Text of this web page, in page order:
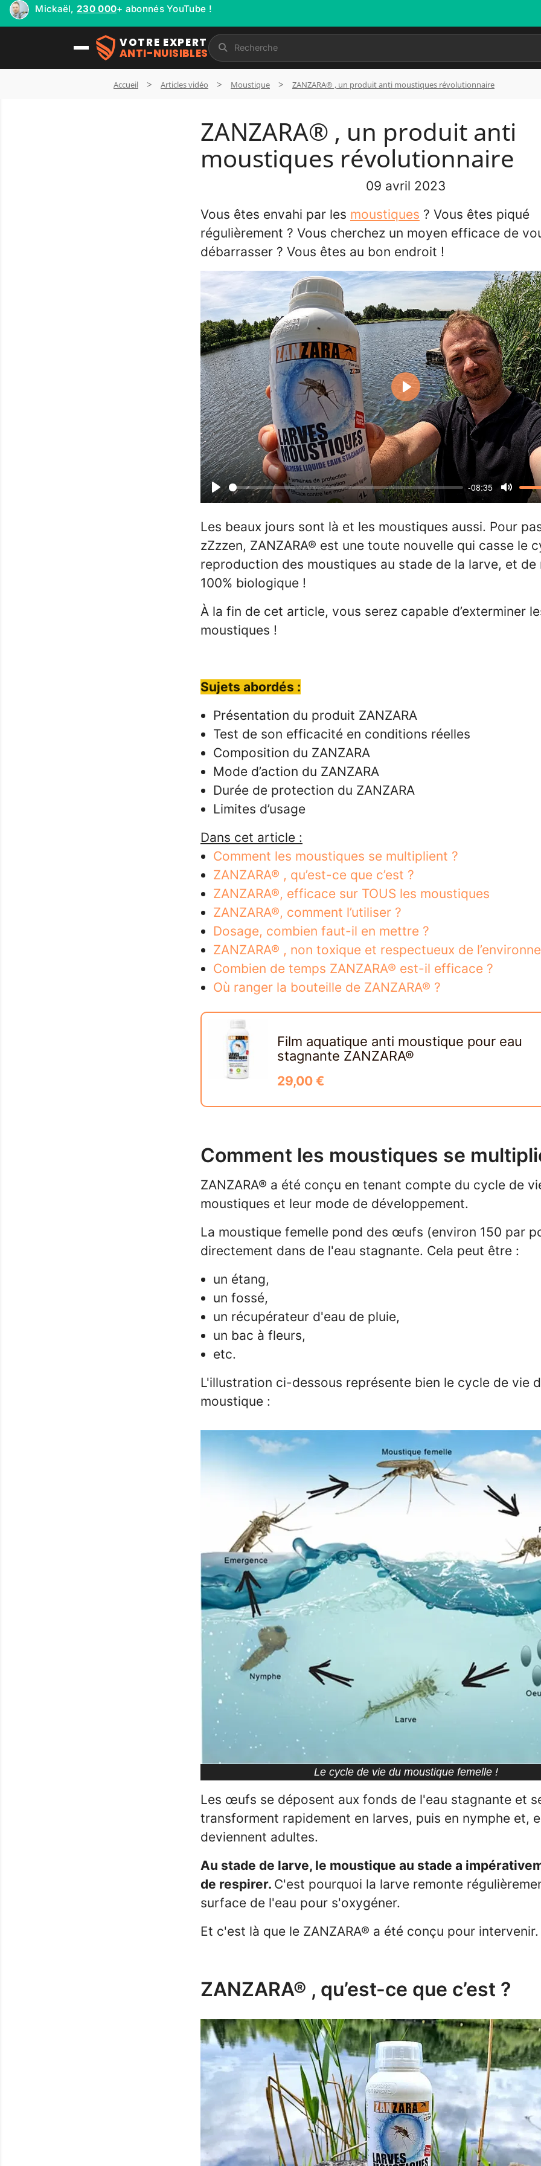
Mickaël, 230 000+ abonnés YouTube !
VOTRE EXPERT
ANTI-NUISIBLES
Accueil Articles vidéo Moustique ZANZARA® , un produit anti moustiques révolutionnaire
ZANZARA® , un produit anti
moustiques révolutionnaire
09 avril 2023
Vous êtes envahi par les moustiques ? Vous êtes piqué
régulièrement ? Vous cherchez un moyen efficace de
débarrasser ? Vous êtes au bon endroit !
Play
-08:35
Mute
Play
Les beaux jours sont là et les moustiques aussi. Pour
zZzzen, ZANZARA® est une toute nouvelle qui casse le
reproduction des moustiques au stade de la larve, et de
100% biologique !
À la fin de cet article, vous serez capable d’exterminer
moustiques !
Sujets abordés :
Présentation du produit ZANZARA
Test de son efficacité en conditions réelles
Composition du ZANZARA
Mode d’action du ZANZARA
Durée de protection du ZANZARA
Limites d’usage
Dans cet article :
Comment les moustiques se multiplient ?
ZANZARA® , qu’est-ce que c’est ?
ZANZARA®, efficace sur TOUS les moustiques
ZANZARA®, comment l’utiliser ?
Dosage, combien faut-il en mettre ?
ZANZARA® , non toxique et respectueux de
Combien de temps ZANZARA® est-il efficace ?
Où ranger la bouteille de ZANZARA® ?
Film aquatique anti moustique pour eau
stagnante ZANZARA®
29,00 €
Comment les moustiques se
ZANZARA® a été conçu en tenant compte du cycle de
moustiques et leur mode de développement.
La moustique femelle pond des œufs (environ 150 par
directement dans de l'eau stagnante. Cela peut être :
un étang,
un fossé,
un récupérateur d'eau de pluie,
un bac à fleurs,
etc.
L'illustration ci-dessous représente bien le cycle de vie
moustique :
Le cycle de vie du moustique femelle !
Les œufs se déposent aux fonds de l'eau stagnante et
transforment rapidement en larves, puis en nymphe et,
deviennent adultes.
Au stade de larve, le moustique au stade a
de respirer. C'est pourquoi la larve remonte
surface de l'eau pour s'oxygéner.
Et c'est là que le ZANZARA® a été conçu pour intervenir.
ZANZARA® , qu’est-ce que c’est ?